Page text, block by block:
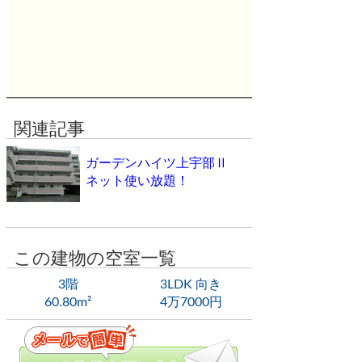
関連記事
ガーデンハイツ上宇部Ⅱ
ネット使い放題！
この建物の空室一覧
3階
3LDK 向き
60.80m²
4万7000円